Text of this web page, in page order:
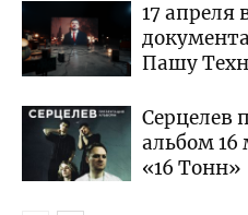
17 апреля
Пашу
Серцелев
альбом 16
«16 Тонн»